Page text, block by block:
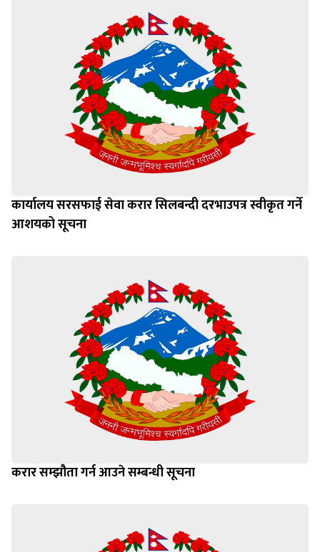
कार्यालय सरसफाई सेवा करार सिलबन्दी दरभाउपत्र स्वीकृत गर्ने
आशयको सूचना
करार सम्झौता गर्न आउने सम्बन्धी सूचना